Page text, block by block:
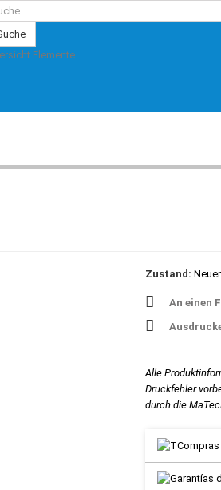
Elemente
Zustand:
An einen
Alle
Druckfehler
durch die